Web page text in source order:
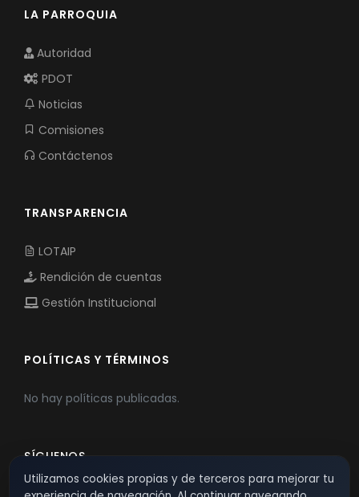
LA PARROQUIA
Autoridad
PDOT
Noticias
Comisiones
Contáctenos
TRANSPARENCIA
LOTAIP
Rendición de cuentas
Gestión Institucional
POLÍTICAS Y TÉRMINOS
No hay políticas publicadas.
SÍGUENOS
Utilizamos cookies propias y de terceros para mejorar tu